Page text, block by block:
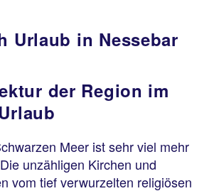
Urlaub in Nessebar
der Region im
Meer ist sehr viel mehr
unzähligen Kirchen und
vom tief verwurzelten religiösen